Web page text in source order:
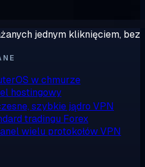
jednym kliknięciem, bez
w chmurze
hostingowy
szybkie jądro VPN
tradingu Forex
wielu protokołów VPN